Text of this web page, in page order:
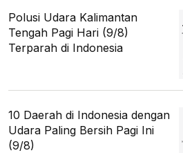
Polusi Udara Kalimantan
Tengah Pagi Hari (9/8)
Terparah di Indonesia
10 Daerah di Indonesia dengan
Udara Paling Bersih Pagi Ini
(9/8)